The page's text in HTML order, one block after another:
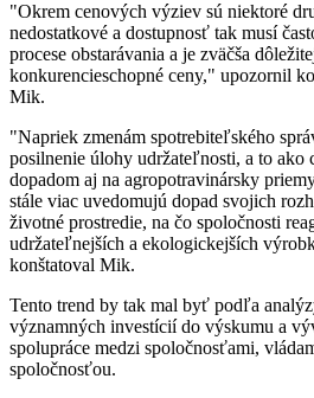
"Okrem cenových výziev sú niektoré
nedostatkové a dostupnosť tak musí
procese obstarávania a je zväčša
konkurencieschopné ceny," upozornil
Mik.
"Napriek zmenám spotrebiteľského
posilnenie úlohy udržateľnosti, a to ako
dopadom aj na agropotravinársky
stále viac uvedomujú dopad svojich
životné prostredie, na čo spoločnosti
udržateľnejších a ekologickejších
konštatoval Mik.
Tento trend by tak mal byť podľa
významných investícií do výskumu a
spolupráce medzi spoločnosťami,
spoločnosťou.